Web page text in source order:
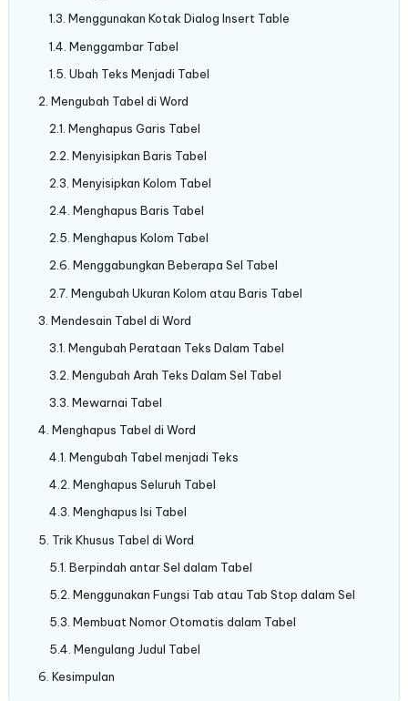
Menggunakan Kotak Dialog Insert Table
Menggambar Tabel
Ubah Teks Menjadi Tabel
Mengubah Tabel di Word
Menghapus Garis Tabel
Menyisipkan Baris Tabel
Menyisipkan Kolom Tabel
Menghapus Baris Tabel
Menghapus Kolom Tabel
Menggabungkan Beberapa Sel Tabel
Mengubah Ukuran Kolom atau Baris Tabel
Mendesain Tabel di Word
Mengubah Perataan Teks Dalam Tabel
Mengubah Arah Teks Dalam Sel Tabel
Mewarnai Tabel
Menghapus Tabel di Word
Mengubah Tabel menjadi Teks
Menghapus Seluruh Tabel
Menghapus Isi Tabel
Trik Khusus Tabel di Word
Berpindah antar Sel dalam Tabel
Menggunakan Fungsi Tab atau Tab Stop dalam Sel
Membuat Nomor Otomatis dalam Tabel
Mengulang Judul Tabel
Kesimpulan